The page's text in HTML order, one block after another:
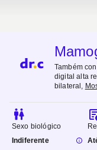
Também
digital alta
bilateral ,
Sexo biológico
Indiferente